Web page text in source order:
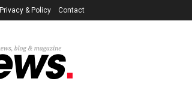
Privacy & Policy Contact